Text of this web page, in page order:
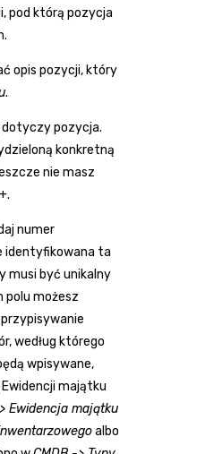
pod którą pozycja
opis pozycji, który
.
pozycja.
konkretną
nie masz
+.
numer
identyfikowana ta
musi być unikalny
polu możesz
według którego
wpisywane,
majątku
Ewidencja majątku
albo